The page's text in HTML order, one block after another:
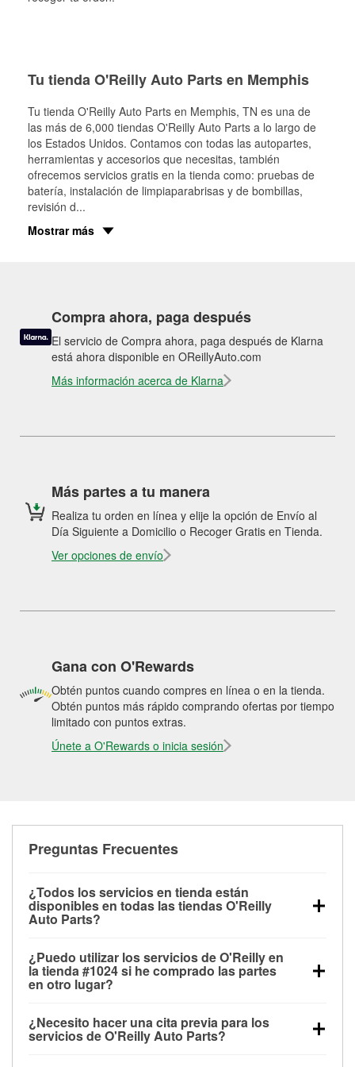
Tu tienda O'Reilly Auto Parts en Memphis
Tu tienda O'Reilly Auto Parts en Memphis, TN es una de
las más de 6,000 tiendas O'Reilly Auto Parts a lo largo de
los Estados Unidos. Contamos con todas las autopartes,
herramientas y accesorios que necesitas, también
ofrecemos servicios gratis en la tienda como: pruebas de
batería, instalación de limpiaparabrisas y de bombillas,
revisión d...
Mostrar más
Compra ahora, paga después
El servicio de Compra ahora, paga después de Klarna
está ahora disponible en OReillyAuto.com
Más información acerca de Klarna
Más partes a tu manera
Realiza tu orden en línea y elije la opción de Envío al
Día Siguiente a Domicilio o Recoger Gratis en Tienda.
Ver opciones de envío
Gana con O'Rewards
Obtén puntos cuando compres en línea o en la tienda.
Obtén puntos más rápido comprando ofertas por tiempo
limitado con puntos extras.
Únete a O'Rewards o inicia sesión
Preguntas Frecuentes
¿Todos los servicios en tienda están
disponibles en todas las tiendas O'Reilly
Auto Parts?
las pruebas de batería, pruebas de alternador y
motor de arranque, revisión de la luz “Check Engine”
con O'Reilly VeriScan® e instalación de
limpiaparabrisas o bombillas, están disponibles en
todas las tiendas O'Reilly Auto Parts. La tienda
¿Puedo utilizar los servicios de O'Reilly en
la tienda #1024 si he comprado las partes
en otro lugar?
de O'Reilly Auto Parts que estén disponibles en la
tienda #1024 de Memphis, TN aunque hayas
¿Necesito hacer una cita previa para los
servicios de O'Reilly Auto Parts?